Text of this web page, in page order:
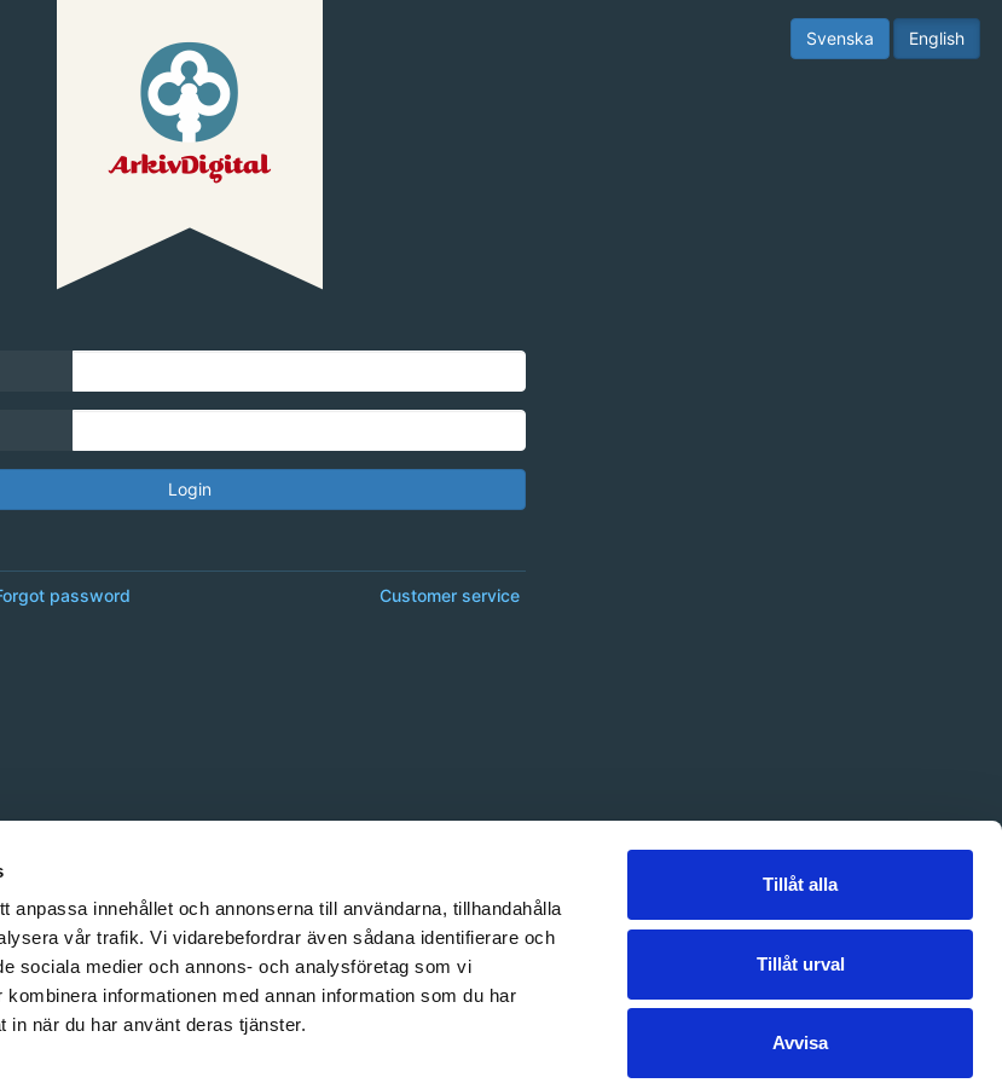
anpassa innehållet och annonserna till användarna, tillhandahålla
vår trafik. Vi vidarebefordrar även sådana identifierare och
sociala medier och annons- och analysföretag som vi
informationen med annan information som du har
in när du har använt deras tjänster.
Tillåt alla
Tillåt urval
Avvisa
English
Svenska
Login
Customer service
password